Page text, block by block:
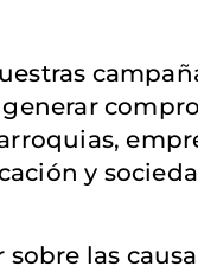
y
sobre las